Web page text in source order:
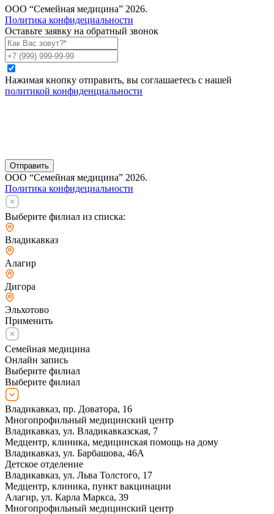
ООО “Семейная медицина” 2026.
Политика конфидециальности
Оставьте заявку на обратный звонок
Нажимая кнопку отправить, вы соглашаетесь с нашей
политикой конфиденциальности
Отправить
ООО “Семейная медицина” 2026.
Политика конфидециальности
Выберите филиал из списка:
Владикавказ
Алагир
Дигора
Эльхотово
Применить
Семейная медицина
Онлайн запись
Выберите филиал
Выберите филиал
Владикавказ, пр. Доватора, 16
Многопрофильный медицинский центр
Владикавказ, ул. Владикавказская, 7
Медцентр, клиника, медицинская помощь на дому
Владикавказ, ул. Барбашова, 46А
Детское отделение
Владикавказ, ул. Льва Толстого, 17
Медцентр, клиника, пункт вакцинации
Алагир, ул. Карла Маркса, 39
Многопрофильный медицинский центр